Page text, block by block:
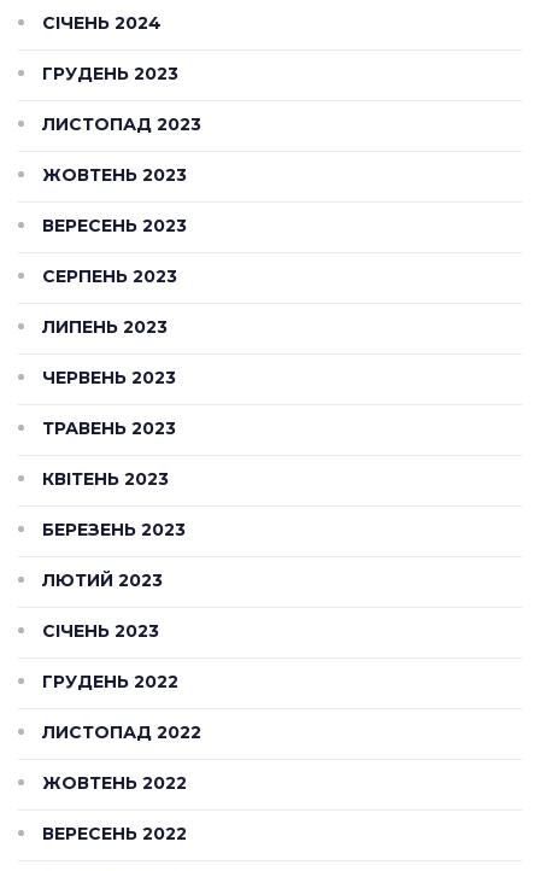
СІЧЕНЬ 2024
ГРУДЕНЬ 2023
ЛИСТОПАД 2023
ЖОВТЕНЬ 2023
ВЕРЕСЕНЬ 2023
СЕРПЕНЬ 2023
ЛИПЕНЬ 2023
ЧЕРВЕНЬ 2023
ТРАВЕНЬ 2023
КВІТЕНЬ 2023
БЕРЕЗЕНЬ 2023
ЛЮТИЙ 2023
СІЧЕНЬ 2023
ГРУДЕНЬ 2022
ЛИСТОПАД 2022
ЖОВТЕНЬ 2022
ВЕРЕСЕНЬ 2022